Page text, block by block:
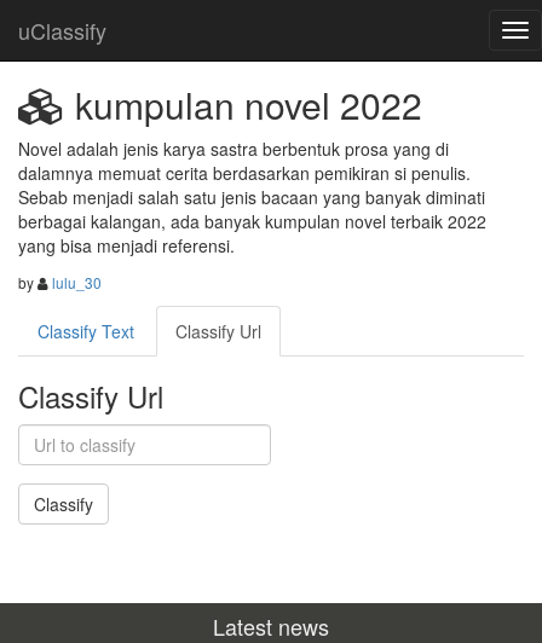
uClassify
kumpulan novel 2022
Novel adalah jenis karya sastra berbentuk prosa yang di
dalamnya memuat cerita berdasarkan pemikiran si penulis.
Sebab menjadi salah satu jenis bacaan yang banyak diminati
berbagai kalangan, ada banyak kumpulan novel terbaik 2022
yang bisa menjadi referensi.
by lulu_30
Classify Text Classify Url
Classify Url
Latest news